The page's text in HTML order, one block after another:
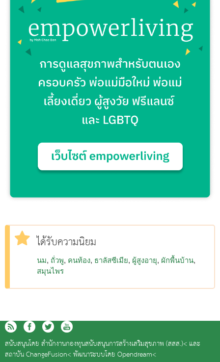
ได้รับความนิยม
นม ถั่วพู คนท้อง ธาลัสซีเมีย ผู้สูงอายุ ผักพื้นบ้าน
สมุนไพร
สนับสนุนโดย สำนักงานกองทุนสนับสนุนการสร้างเสริมสุขภาพ (สสส.)< และ
สถาบัน ChangeFusion<พัฒนาระบบโดย Opendream<